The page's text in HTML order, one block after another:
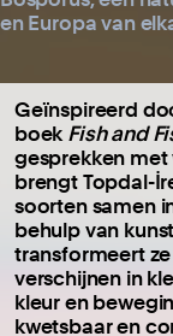
en Europa van
Geïnspireerd
boek Fish and
gesprekken met
brengt Topdal-
soorten samen
behulp van
transformeert
verschijnen in
kleur en
kwetsbaar en